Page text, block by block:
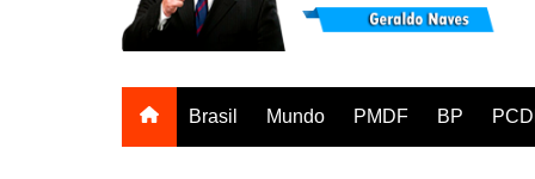
Brasil Mundo PMDF BP